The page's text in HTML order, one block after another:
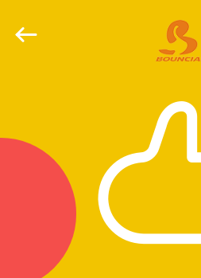
PRODUCTEN
VIDEO'S
ONGEVEER
Factory.